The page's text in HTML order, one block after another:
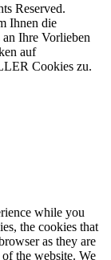
Reserved.
Ihnen die
Ihre Vorlieben
auf
Cookies zu.
while you
the cookies that
as they are
the website. We